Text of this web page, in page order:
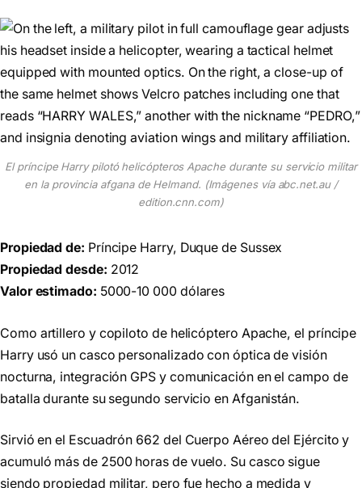
El príncipe Harry pilotó helicópteros Apache durante su servicio militar
en la provincia afgana de Helmand. (Imágenes vía abc.net.au /
edition.cnn.com)
Propiedad de: Príncipe Harry, Duque de Sussex
Propiedad desde: 2012
Valor estimado: 5000-10 000 dólares
Como artillero y copiloto de helicóptero Apache, el príncipe
Harry usó un casco personalizado con óptica de visión
nocturna, integración GPS y comunicación en el campo de
batalla durante su segundo servicio en Afganistán.
Sirvió en el Escuadrón 662 del Cuerpo Aéreo del Ejército y
acumuló más de 2500 horas de vuelo. Su casco sigue
siendo propiedad militar, pero fue hecho a medida y